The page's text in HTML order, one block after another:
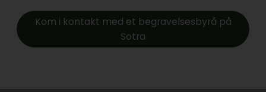
Kom i kontakt med et begravelsesbyrå på
Sotra